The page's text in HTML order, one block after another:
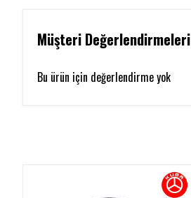
Müşteri Değerlendirmeleri
Bu ürün için değerlendirme yok